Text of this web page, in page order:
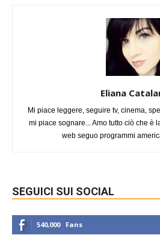
Eliana
Mi piace leggere, seguire tv, cinema,
mi piace sognare... Amo tutto ciò che è
web seguo programmi
SEGUICI SUI SOCIAL
540,000 Fans